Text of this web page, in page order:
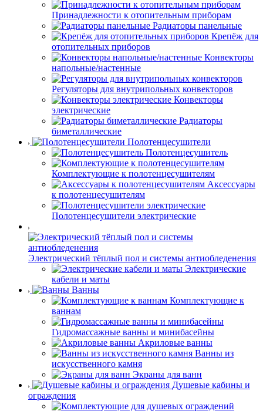
Принадлежности к отопительным приборам
Радиаторы панельные
Крепёж для
отопительных приборов
Конвекторы
напольные/настенные
Регуляторы для внутрипольных конвекторов
Конвекторы
электрические
Радиаторы
биметаллические
Полотенцесушители
Полотенцесушитель
Комплектующие к полотенцесушителям
Аксессуары
к полотенцесушителям
Полотенцесушители электрические
Электрический тёплый пол и системы антиобледенения
Электрические
кабели и маты
Ванны
Комплектующие к
ваннам
Гидромассажные ванны и минибасейны
Акриловые ванны
Ванны из
искусственного камня
Экраны для ванн
Душевые кабины и
ограждения